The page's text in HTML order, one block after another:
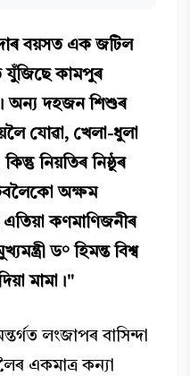
বয়সত এক জটিল
কামপুৰ
অন্য দহজন শিশুৰ
যোৱা, খেলা-ধুলা
নিয়তিৰ নিষ্ঠুৰ
অক্ষম
কণমাণিজনীৰ
ড° হিমন্ত বিশ্ব
মামা।"
লংজাপৰ বাসিন্দা
একমাত্ৰ কন্যা